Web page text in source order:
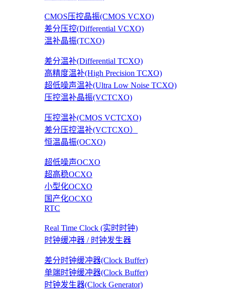
CMOS压控晶振(CMOS VCXO)
差分压控(Differential VCXO)
温补晶振(TCXO)
差分温补(Differential TCXO)
高精度温补(High Precision TCXO)
超低噪声温补(Ultra Low Noise TCXO)
压控温补晶振(VCTCXO)
压控温补(CMOS VCTCXO)
差分压控温补(VCTCXO）
恒温晶振(OCXO)
超低噪声OCXO
超高稳OCXO
小型化OCXO
国产化OCXO
RTC
Real Time Clock (实时时钟)
时钟缓冲器 / 时钟发生器
差分时钟缓冲器(Clock Buffer)
单端时钟缓冲器(Clock Buffer)
时钟发生器(Clock Generator)